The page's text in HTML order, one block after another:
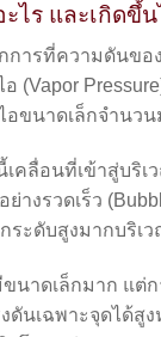
ไร และเกิดขึ้น
การที่ความดันขอ
(Vapor
อขนาดเล็กจำนว
เคลื่อนที่เข้าสู่บริ
างรวดเร็ว
ระดับสูงมากบริเ
นาดเล็กมาก แต่
ดันเฉพาะจุดได้สู